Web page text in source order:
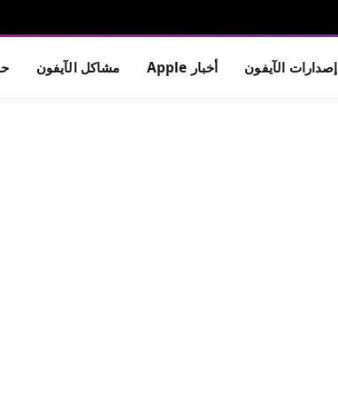
إصدارات الآيفون أخبار Apple مشاكل الآيفون